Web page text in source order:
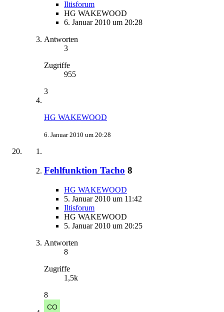
Iltisforum
HG WAKEWOOD
6. Januar 2010 um 20:28
Antworten
3
Zugriffe
955
3
HG WAKEWOOD
6. Januar 2010 um 20:28
Fehlfunktion Tacho 8
HG WAKEWOOD
5. Januar 2010 um 11:42
Iltisforum
HG WAKEWOOD
5. Januar 2010 um 20:25
Antworten
8
Zugriffe
1,5k
8